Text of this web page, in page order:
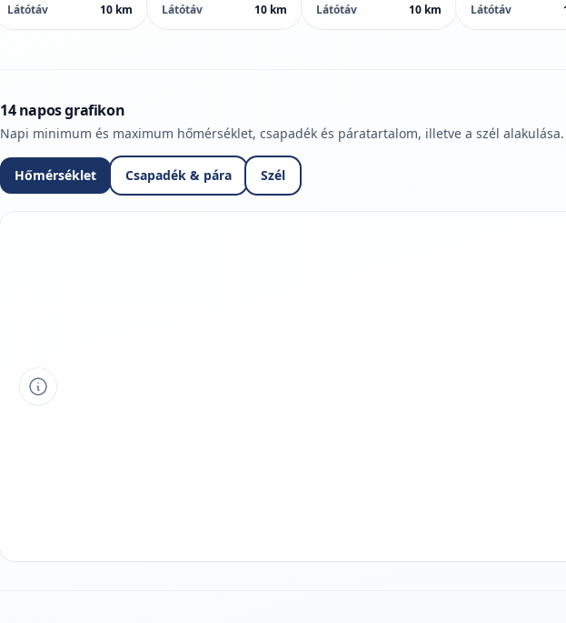
Látótáv
10 km
Látótáv
10 km
Látótáv
10 km
Látótáv
14 napos grafikon
Napi minimum és maximum hőmérséklet, csapadék és páratartalom, illetve a szél alakulása.
Hőmérséklet Csapadék & pára Szél
Tipp a grafikon jelmagyarázatához